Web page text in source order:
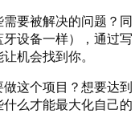
要被解决的问题？同
设备一样），通过写
机会找到你。
这个项目？想要达到
么才能最大化自己的